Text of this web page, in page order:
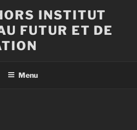
INSTITUT
FUTUR ET DE
Menu